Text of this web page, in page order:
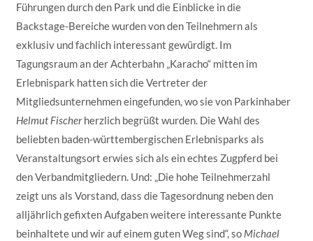
Führungen durch den Park und die Einblicke in die
Backstage-Bereiche wurden von den Teilnehmern als
exklusiv und fachlich interessant gewürdigt. Im
Tagungsraum an der Achterbahn „Karacho“ mitten im
Erlebnispark hatten sich die Vertreter der
Mitgliedsunternehmen eingefunden, wo sie von Parkinhaber
Helmut Fischerherzlich begrüßt wurden. Die Wahl des
beliebten baden-württembergischen Erlebnisparks als
Veranstaltungsort erwies sich als ein echtes Zugpferd bei
den Verbandmitgliedern. Und: „Die hohe Teilnehmerzahl
zeigt uns als Vorstand, dass die Tagesordnung neben den
alljährlich gefixten Aufgaben weitere interessante Punkte
beinhaltete und wir auf einem guten Weg sind“, so Michael